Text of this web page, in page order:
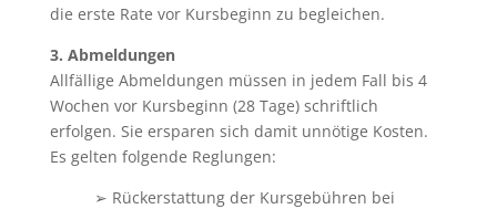
die erste Rate vor Kursbeginn zu begleichen.
3. Abmeldungen
Allfällige Abmeldungen müssen in jedem Fall bis 4
Wochen vor Kursbeginn (28 Tage) schriftlich
erfolgen. Sie ersparen sich damit unnötige Kosten.
Es gelten folgende Reglungen:
➢ Rückerstattung der Kursgebühren bei